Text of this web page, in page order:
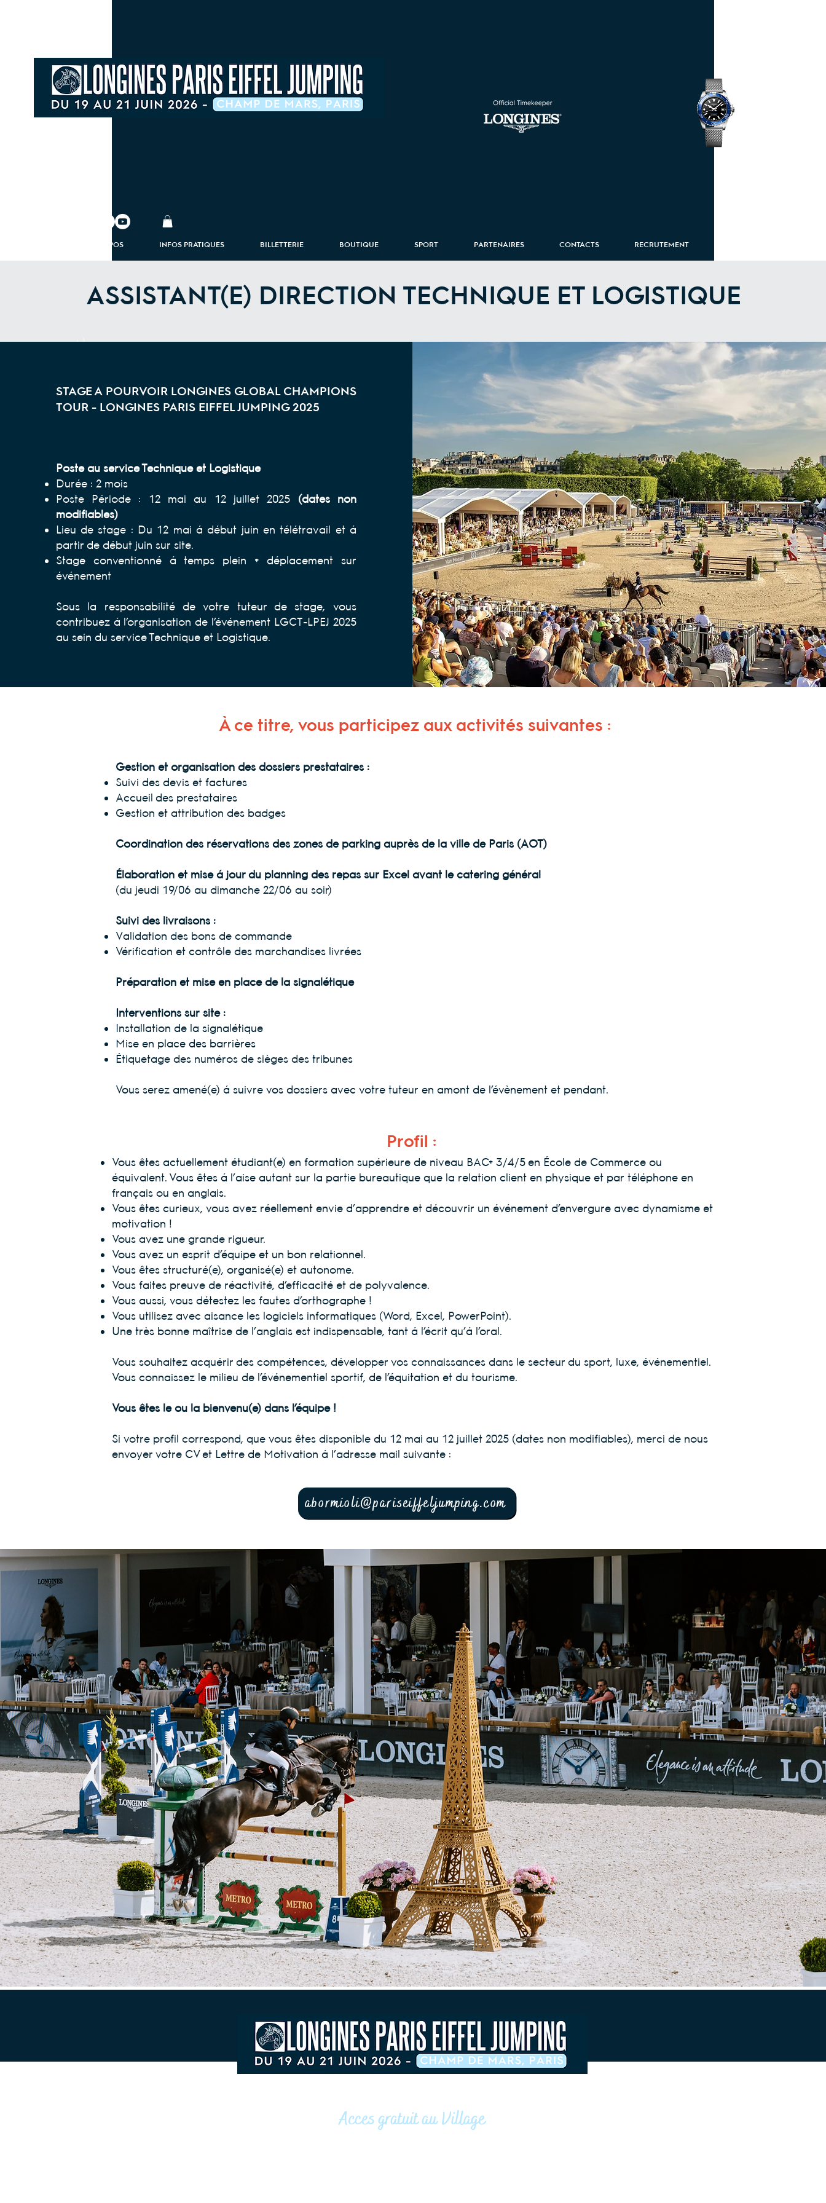
À PROPOS INFOS PRATIQUES BILLETTERIE BOUTIQUE SPORT PARTENAIRES CONTACTS RECRUTEMENT
ASSISTANT(E) DIRECTION TECHNIQUE ET LOGISTIQUE
STAGE A POURVOIR LONGINES GLOBAL CHAMPIONS
TOUR - LONGINES PARIS EIFFEL JUMPING 2025
Poste au service Technique et Logistique
Durée : 2 mois
Poste Période : 12 mai au 12 juillet 2025 (dates non
modifiables)
Lieu de stage : Du 12 mai à début juin en télétravail et à
partir de début juin sur site.
Stage conventionné à temps plein + déplacement sur
événement
Sous la responsabilité de votre tuteur de stage, vous
contribuez à l’organisation de l’événement LGCT-LPEJ 2025
au sein du service Technique et Logistique.
À ce titre, vous participez aux activités suivantes :
Gestion et organisation des dossiers prestataires :
Suivi des devis et factures
Accueil des prestataires
Gestion et attribution des badges
Coordination des réservations des zones de parking auprès de la ville de Paris (AOT)
Élaboration et mise à jour du planning des repas sur Excel avant le catering général
(du jeudi 19/06 au dimanche 22/06 au soir)
Suivi des livraisons :
Validation des bons de commande
Vérification et contrôle des marchandises livrées
Préparation et mise en place de la signalétique
Interventions sur site :
Installation de la signalétique
Mise en place des barrières
Étiquetage des numéros de sièges des tribunes
Vous serez amené(e) à suivre vos dossiers avec votre tuteur en amont de l’évènement et pendant.
Profil :
Vous êtes actuellement étudiant(e) en formation supérieure de niveau BAC+ 3/4/5 en École de Commerce ou
équivalent. Vous êtes à l’aise autant sur la partie bureautique que la relation client en physique et par téléphone en
français ou en anglais.
Vous êtes curieux, vous avez réellement envie d’apprendre et découvrir un événement d’envergure avec dynamisme et
motivation !
Vous avez une grande rigueur.
Vous avez un esprit d’équipe et un bon relationnel.
Vous êtes structuré(e), organisé(e) et autonome.
Vous faites preuve de réactivité, d’efficacité et de polyvalence.
Vous aussi, vous détestez les fautes d’orthographe !
Vous utilisez avec aisance les logiciels informatiques (Word, Excel, PowerPoint).
Une très bonne maîtrise de l’anglais est indispensable, tant à l’écrit qu’à l’oral.
Vous souhaitez acquérir des compétences, développer vos connaissances dans le secteur du sport, luxe, événementiel.
Vous connaissez le milieu de l’événementiel sportif, de l’équitation et du tourisme.
Vous êtes le ou la bienvenu(e) dans l’équipe !
Si votre profil correspond, que vous êtes disponible du 12 mai au 12 juillet 2025 (dates non modifiables), merci de nous
envoyer votre CV et Lettre de Motivation à l’adresse mail suivante :
abormioli@pariseiffeljumping.com
Acces gratuit au Village